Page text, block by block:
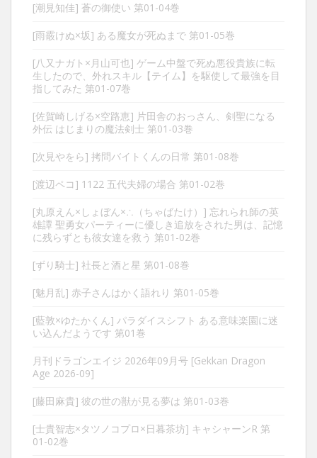
[潮見知佳] 蒼の御使い 第01-04巻
[雨霰けぬ×坂] ある魔女が死ぬまで 第01-05巻
[八又ナガト×月山可也] ゲーム中盤で死ぬ悪役貴族に転
生したので、外れスキル【テイム】を駆使して最強を目
指してみた 第01-07巻
[佐賀崎しげる×空路恵] 片田舎のおっさん、剣聖になる
外伝 はじまりの魔法剣士 第01-03巻
[次見やをら] 拷問バイトくんの日常 第01-08巻
[渡辺ペコ] 1122 五代夫婦の場合 第01-02巻
[丸原えん×しょぼん×∴（ちゃばたけ）] 忘れられ師の英
雄譚 聖勇女パーティーに優しき追放をされた男は、記憶
に残らずとも彼女達を救う 第01-02巻
[ずり騎士] 社長と酒と星 第01-08巻
[魅月乱] 赤子さんはかく語れり 第01-05巻
[藍敦×ゆたかくん] パラダイスシフト ある意味楽園に迷
い込んだようです 第01巻
月刊ドラゴンエイジ 2026年09月号 [Gekkan Dragon
Age 2026-09]
[藤田麻貴] 彼の世の獣が見る夢は 第01-03巻
[士貴智志×タツノコプロ×日暮茶坊] キャシャーンR 第
01-02巻